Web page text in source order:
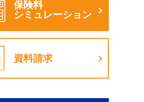
保険料
シミュレーション
資料請求